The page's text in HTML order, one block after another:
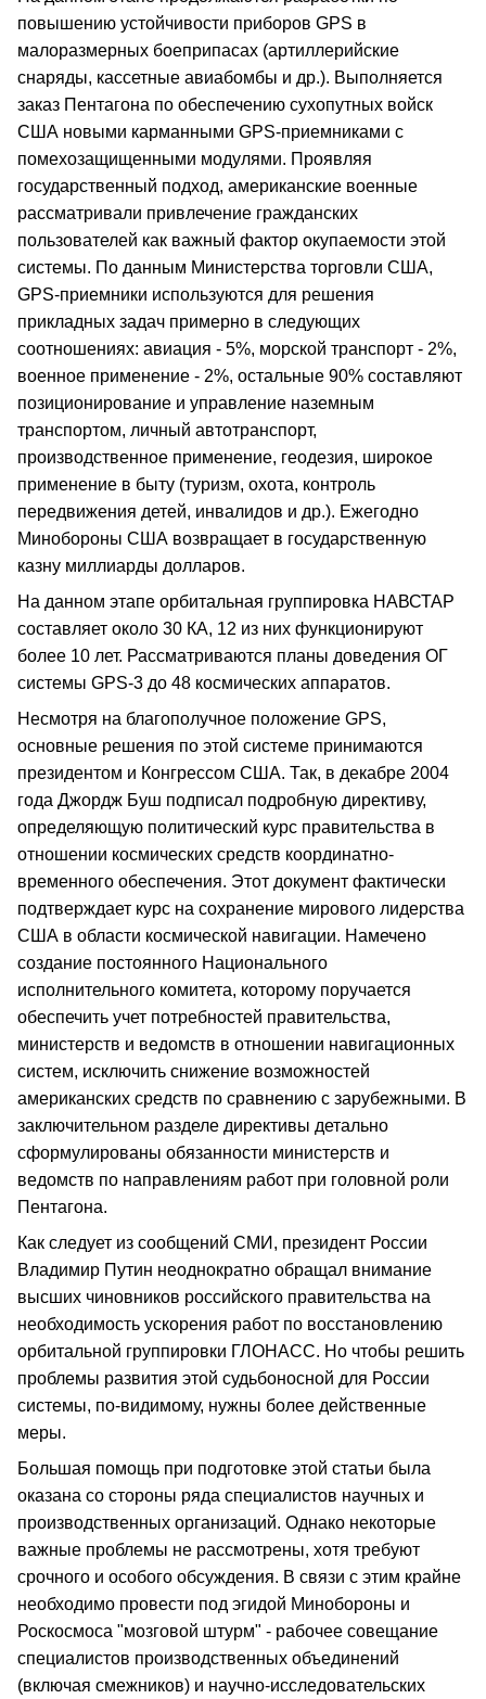
повышению устойчивости приборов GPS в
малоразмерных боеприпасах (артиллерийские
снаряды, кассетные авиабомбы и др.). Выполняется
заказ Пентагона по обеспечению сухопутных войск
США новыми карманными GPS-приемниками с
помехозащищенными модулями. Проявляя
государственный подход, американские военные
рассматривали привлечение гражданских
пользователей как важный фактор окупаемости этой
системы. По данным Министерства торговли США,
GPS-приемники используются для решения
прикладных задач примерно в следующих
соотношениях: авиация - 5%, морской транспорт - 2%,
военное применение - 2%, остальные 90% составляют
позиционирование и управление наземным
транспортом, личный автотранспорт,
производственное применение, геодезия, широкое
применение в быту (туризм, охота, контроль
передвижения детей, инвалидов и др.). Ежегодно
Минобороны США возвращает в государственную
казну миллиарды долларов.
На данном этапе орбитальная группировка НАВСТАР
составляет около 30 КА, 12 из них функционируют
более 10 лет. Рассматриваются планы доведения ОГ
системы GPS-3 до 48 космических аппаратов.
Несмотря на благополучное положение GPS,
основные решения по этой системе принимаются
президентом и Конгрессом США. Так, в декабре 2004
года Джордж Буш подписал подробную директиву,
определяющую политический курс правительства в
отношении космических средств координатно-
временного обеспечения. Этот документ фактически
подтверждает курс на сохранение мирового лидерства
США в области космической навигации. Намечено
создание постоянного Национального
исполнительного комитета, которому поручается
обеспечить учет потребностей правительства,
министерств и ведомств в отношении навигационных
систем, исключить снижение возможностей
американских средств по сравнению с зарубежными. В
заключительном разделе директивы детально
сформулированы обязанности министерств и
ведомств по направлениям работ при головной роли
Пентагона.
Как следует из сообщений СМИ, президент России
Владимир Путин неоднократно обращал внимание
высших чиновников российского правительства на
необходимость ускорения работ по восстановлению
орбитальной группировки ГЛОНАСС. Но чтобы решить
проблемы развития этой судьбоносной для России
системы, по-видимому, нужны более действенные
меры.
Большая помощь при подготовке этой статьи была
оказана со стороны ряда специалистов научных и
производственных организаций. Однако некоторые
важные проблемы не рассмотрены, хотя требуют
срочного и особого обсуждения. В связи с этим крайне
необходимо провести под эгидой Минобороны и
Роскосмоса "мозговой штурм" - рабочее совещание
специалистов производственных объединений
(включая смежников) и научно-исследовательских